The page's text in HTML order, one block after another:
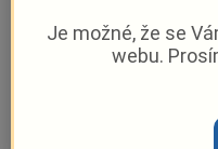
Pavel Žižka– 20. 3.|
Je možné, že se
webu.